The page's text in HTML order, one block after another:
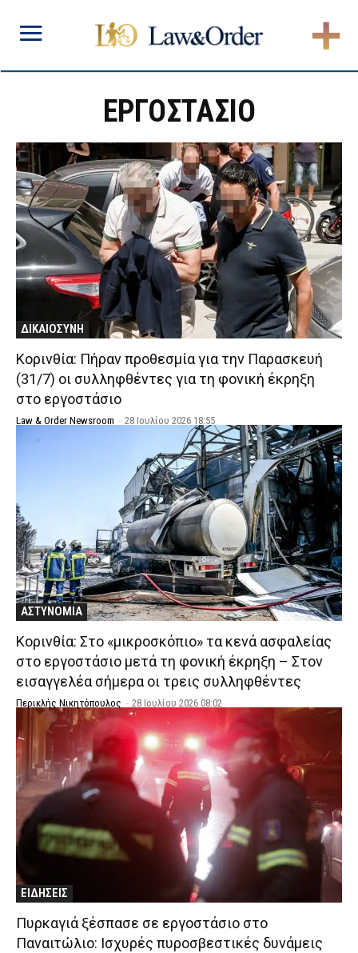
ΕΡΓΟΣΤΑΣΙΟ
ΔΙΚΑΙΟΣΥΝΗ
Κορινθία: Πήραν προθεσμία για την Παρασκευή
(31/7) οι συλληφθέντες για τη φονική έκρηξη
στο εργοστάσιο
Law & Order Newsroom - 28 Ιουλίου 2026 18:55
ΑΣΤΥΝΟΜΙΑ
Κορινθία: Στο «μικροσκόπιο» τα κενά ασφαλείας
στο εργοστάσιο μετά τη φονική έκρηξη – Στον
εισαγγελέα σήμερα οι τρεις συλληφθέντες
Περικλής Νικητόπουλος - 28 Ιουλίου 2026 08:02
ΕΙΔΗΣΕΙΣ
Πυρκαγιά ξέσπασε σε εργοστάσιο στο
Παναιτώλιο: Ισχυρές πυροσβεστικές δυνάμεις